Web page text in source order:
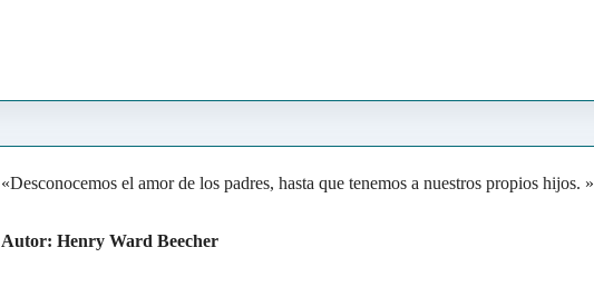
«Desconocemos el amor de los padres, hasta que tenemos a nuestros propios hijos. »
Autor: Henry Ward Beecher